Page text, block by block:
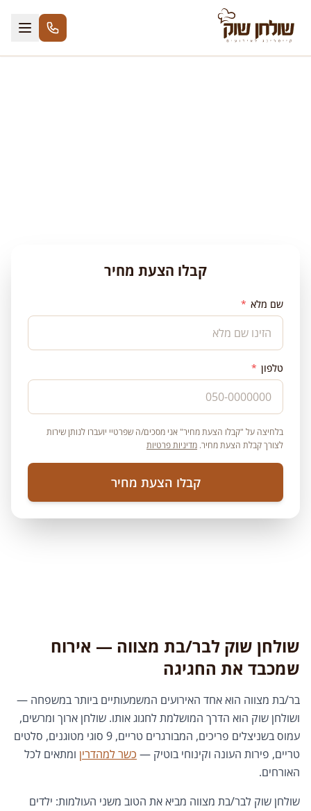
קבלו הצעת מחיר
שם מלא *
טלפון *
בלחיצה על "קבלו הצעת מחיר" אני מסכים/ה שפרטיי יועברו לנותן שירות
לצורך קבלת הצעת מחיר. מדיניות פרטיות
קבלו הצעת מחיר
שולחן שוק לבר/בת מצווה — אירוח
שמכבד את החגיגה
בר/בת מצווה הוא אחד האירועים המשמעותיים ביותר במשפחה —
ושולחן שוק הוא הדרך המושלמת לחגוג אותו. שולחן ארוך ומרשים,
עמוס בשניצלים פריכים, המבורגרים טריים, 9 סוגי מטוגנים, סלטים
טריים, פירות העונה וקינוחי בוטיק — כשר למהדרין ומתאים לכל
האורחים.
שולחן שוק לבר/בת מצווה מביא את הטוב משני העולמות: ילדים